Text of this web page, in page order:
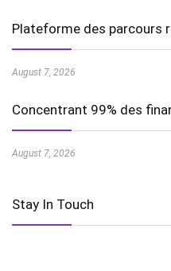
Plateforme des parcours
August 7, 2026
Concentrant 99% des
August 7, 2026
Stay In Touch